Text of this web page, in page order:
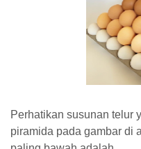
Perhatikan susunan telur
piramida pada gambar di